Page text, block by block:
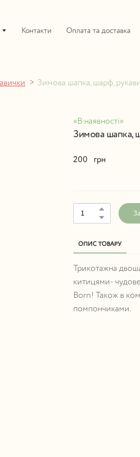
Контакти Оплата та доставка
Зимова шапка, шарф,
«В наявності»
Зимова шапка,
200   грн
ОПИС ТОВАРУ
Трикотажна
китицями-
Born! Також в
помпончиками.